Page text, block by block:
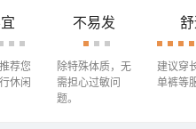
荐您
休闲
不易发
除特殊体质，无
需担心过敏问
题。
建议穿
单裤等